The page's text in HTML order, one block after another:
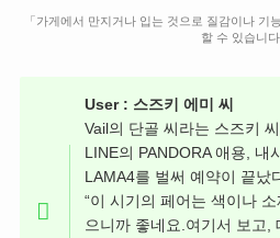
「가게에서 만지거나 입는 것으로 질감이나 기
할 수 있습니다
User : 스즈키 에미 씨
Vail의 단골 씨라는 스즈키
LINE의 PANDORA 애용, 내
LAMA4를 벌써 예약이 끝났
“이 시기의 페어는 색이나
으니까 좋네요.여기서 보고,